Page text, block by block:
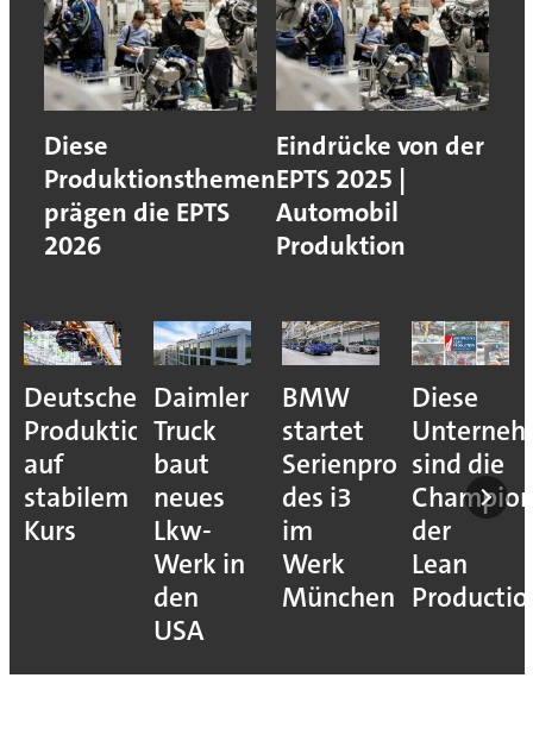
Diese
Produktionsthemen
prägen die EPTS
2026
Eindrücke von der
EPTS 2025 |
Automobil
Produktion
Deutsche
Produktion
auf
stabilem
Kurs
Daimler
Truck
baut
neues
Lkw-
Werk in
den
USA
BMW
startet
Serienproduktion
des i3
im
Werk
München
Diese
sind die
der
Lean